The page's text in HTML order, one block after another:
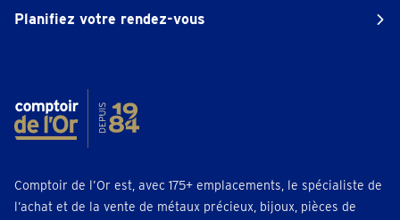
Planifiez votre rendez-vous
Comptoir de l’Or est, avec 175+ emplacements, le spécialiste de
l’achat et de la vente de métaux précieux, bijoux, pièces de